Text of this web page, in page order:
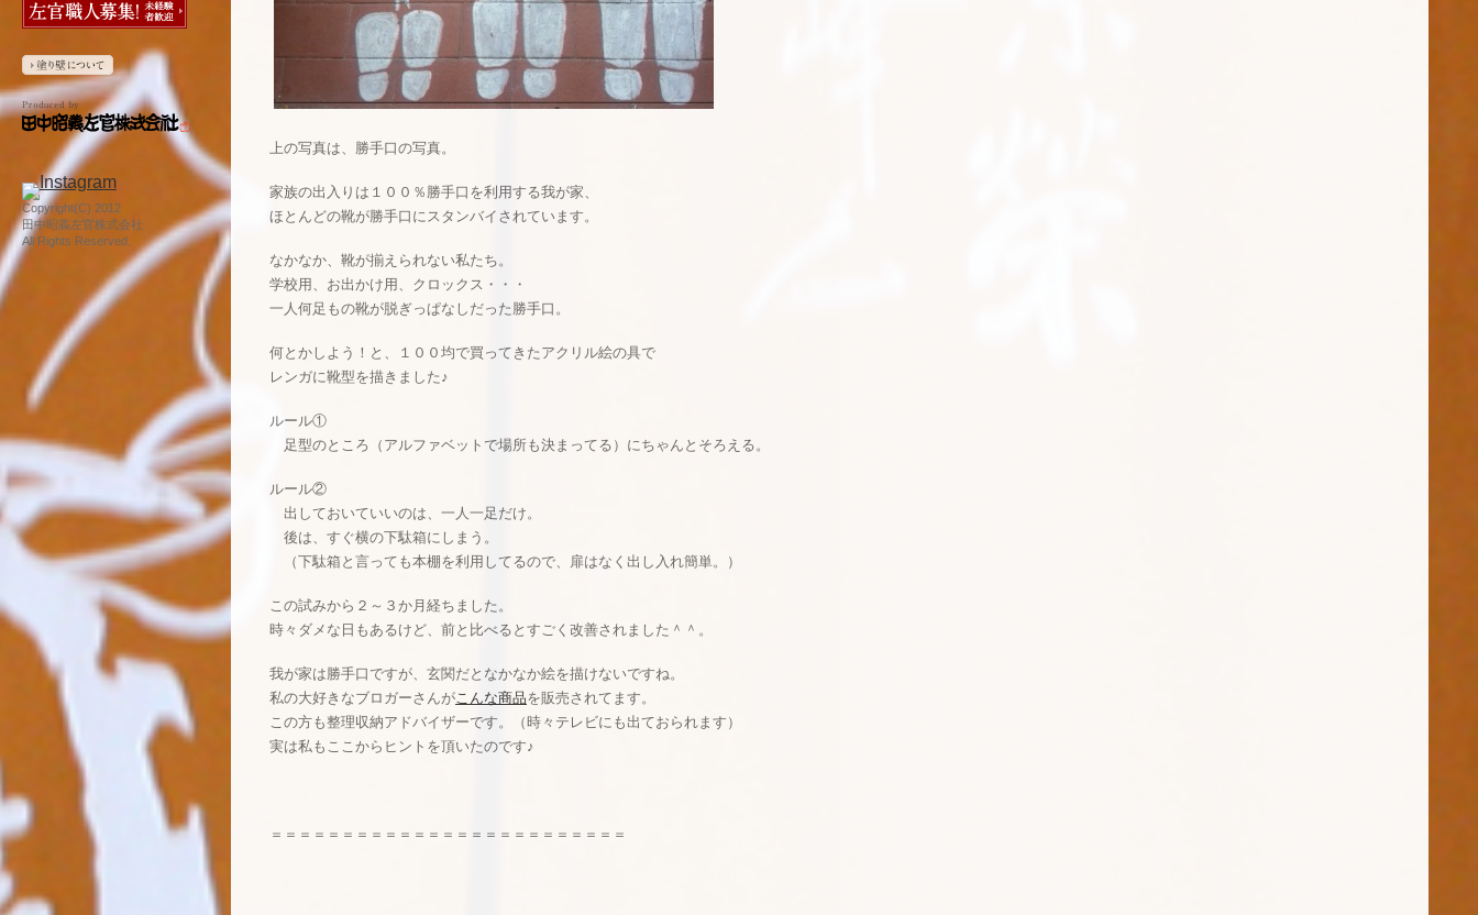
Copyright(C) 2012
田中昭義左官株式会社
All Rights Reserved.
上の写真は、勝手口の写真。
家族の出入りは１００％勝手口を利用する我が家、
ほとんどの靴が勝手口にスタンバイされています。
なかなか、靴が揃えられない私たち。
学校用、お出かけ用、クロックス・・・
一人何足もの靴が脱ぎっぱなしだった勝手口。
何とかしよう！と、１００均で買ってきたアクリル絵の具で
レンガに靴型を描きました♪
ルール①
足型のところ（アルファベットで場所も決まってる）にちゃんとそろえる。
ルール②
出しておいていいのは、一人一足だけ。
後は、すぐ横の下駄箱にしまう。
（下駄箱と言っても本棚を利用してるので、扉はなく出し入れ簡単。）
この試みから２～３か月経ちました。
時々ダメな日もあるけど、前と比べるとすごく改善されました＾＾。
我が家は勝手口ですが、玄関だとなかなか絵を描けないですね。
私の大好きなブロガーさんがこんな商品を販売されてます。
この方も整理収納アドバイザーです。（時々テレビにも出ておられます）
実は私もここからヒントを頂いたのです♪
＝＝＝＝＝＝＝＝＝＝＝＝＝＝＝＝＝＝＝＝＝＝＝＝＝